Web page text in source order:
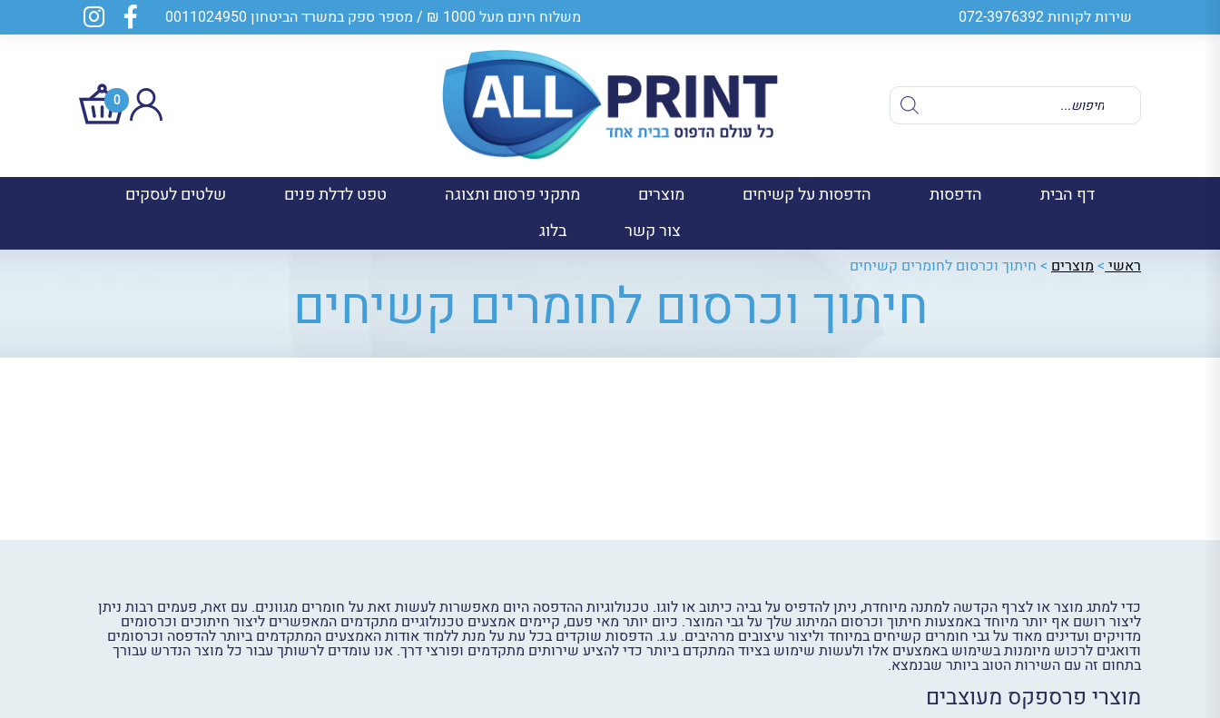
שירות לקוחות072-3976392 משלוח חינם מעל 1000 ₪ / מספר ספק במשרד הביטחון 0011024950
Products
search
0
דף הבית הדפסות הדפסות על קשיחים מוצרים מתקני פרסום ותצוגה טפט לדלת פנים
שלטים לעסקים
צור קשר
בלוג
ראשי > מוצרים > חיתוך וכרסום לחומרים קשיחים
חיתוך וכרסום לחומרים קשיחים
כדי למתג מוצר או לצרף הקדשה למתנה מיוחדת, ניתן להדפיס על גביה כיתוב או לוגו. טכנולוגיות ההדפסה היום מאפשרות לעשות זאת על חומרים מגוונים. עם זאת, פעמים רבות ניתן
ליצור רושם אף יותר מיוחד באמצעות חיתוך וכרסום המיתוג שלך על גבי המוצר. כיום יותר מאי פעם, קיימים אמצעים טכנולוגיים מתקדמים המאפשרים ליצור חיתוכים וכרסומים
מדויקים ועדינים מאוד על גבי חומרים קשיחים במיוחד וליצור עיצובים מרהיבים. ע.ג. הדפסות שוקדים בכל עת על מנת ללמוד אודות האמצעים המתקדמים ביותר להדפסה וכרסומים
ודואגים לרכוש מיומנות בשימוש באמצעים אלו ולעשות שימוש בציוד המתקדם ביותר כדי להציע שירותים מתקדמים ופורצי דרך. אנו עומדים לרשותך עבור כל מוצר הנדרש עבורך
בתחום זה עם השירות הטוב ביותר שבנמצא.
מוצרי פרספקס מעוצבים